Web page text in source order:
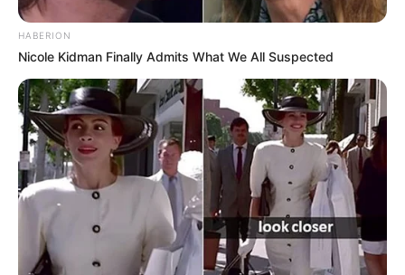
HABERION
Nicole Kidman Finally Admits What We All Suspected